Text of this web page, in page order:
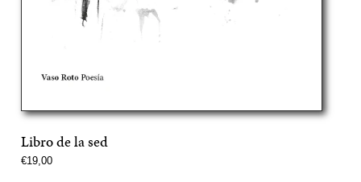
Libro de la sed
Precio
€19,00